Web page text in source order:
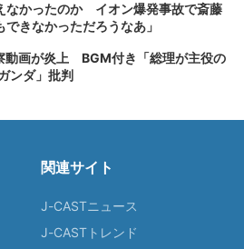
なかったのか イオン爆発事故で斎藤
きなかっただろうなあ」
動画が炎上 BGM付き「総理が主役の
ンダ」批判
関連サイト
J-CASTニュース
J-CASTトレンド